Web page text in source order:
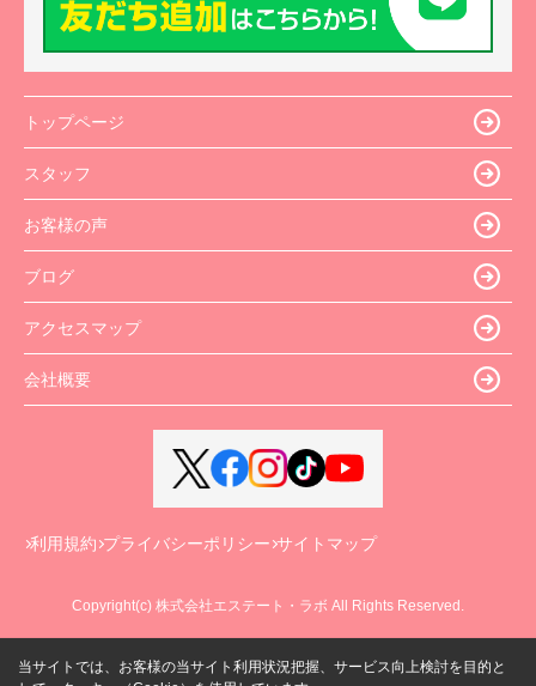
トップページ
スタッフ
お客様の声
ブログ
アクセスマップ
会社概要
利用規約 プライバシーポリシー サイトマップ
Copyright(c) 株式会社エステート・ラボ All Rights Reserved.
当サイトでは、お客様の当サイト利用状況把握、サービス向上検討を目的と